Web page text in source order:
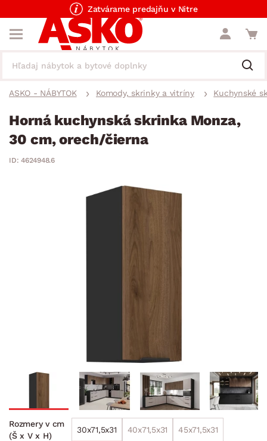
Zatvárame predajňu v Nitre
ASKO - NÁBYTOK Komody, skrinky a vitríny Kuchynské
Horná kuchynská skrinka Monza,
30 cm, orech/čierna
ID: 4624948.6
Rozmery v cm
(Š x V x H)
30x71,5x31 40x71,5x31 45x71,5x31